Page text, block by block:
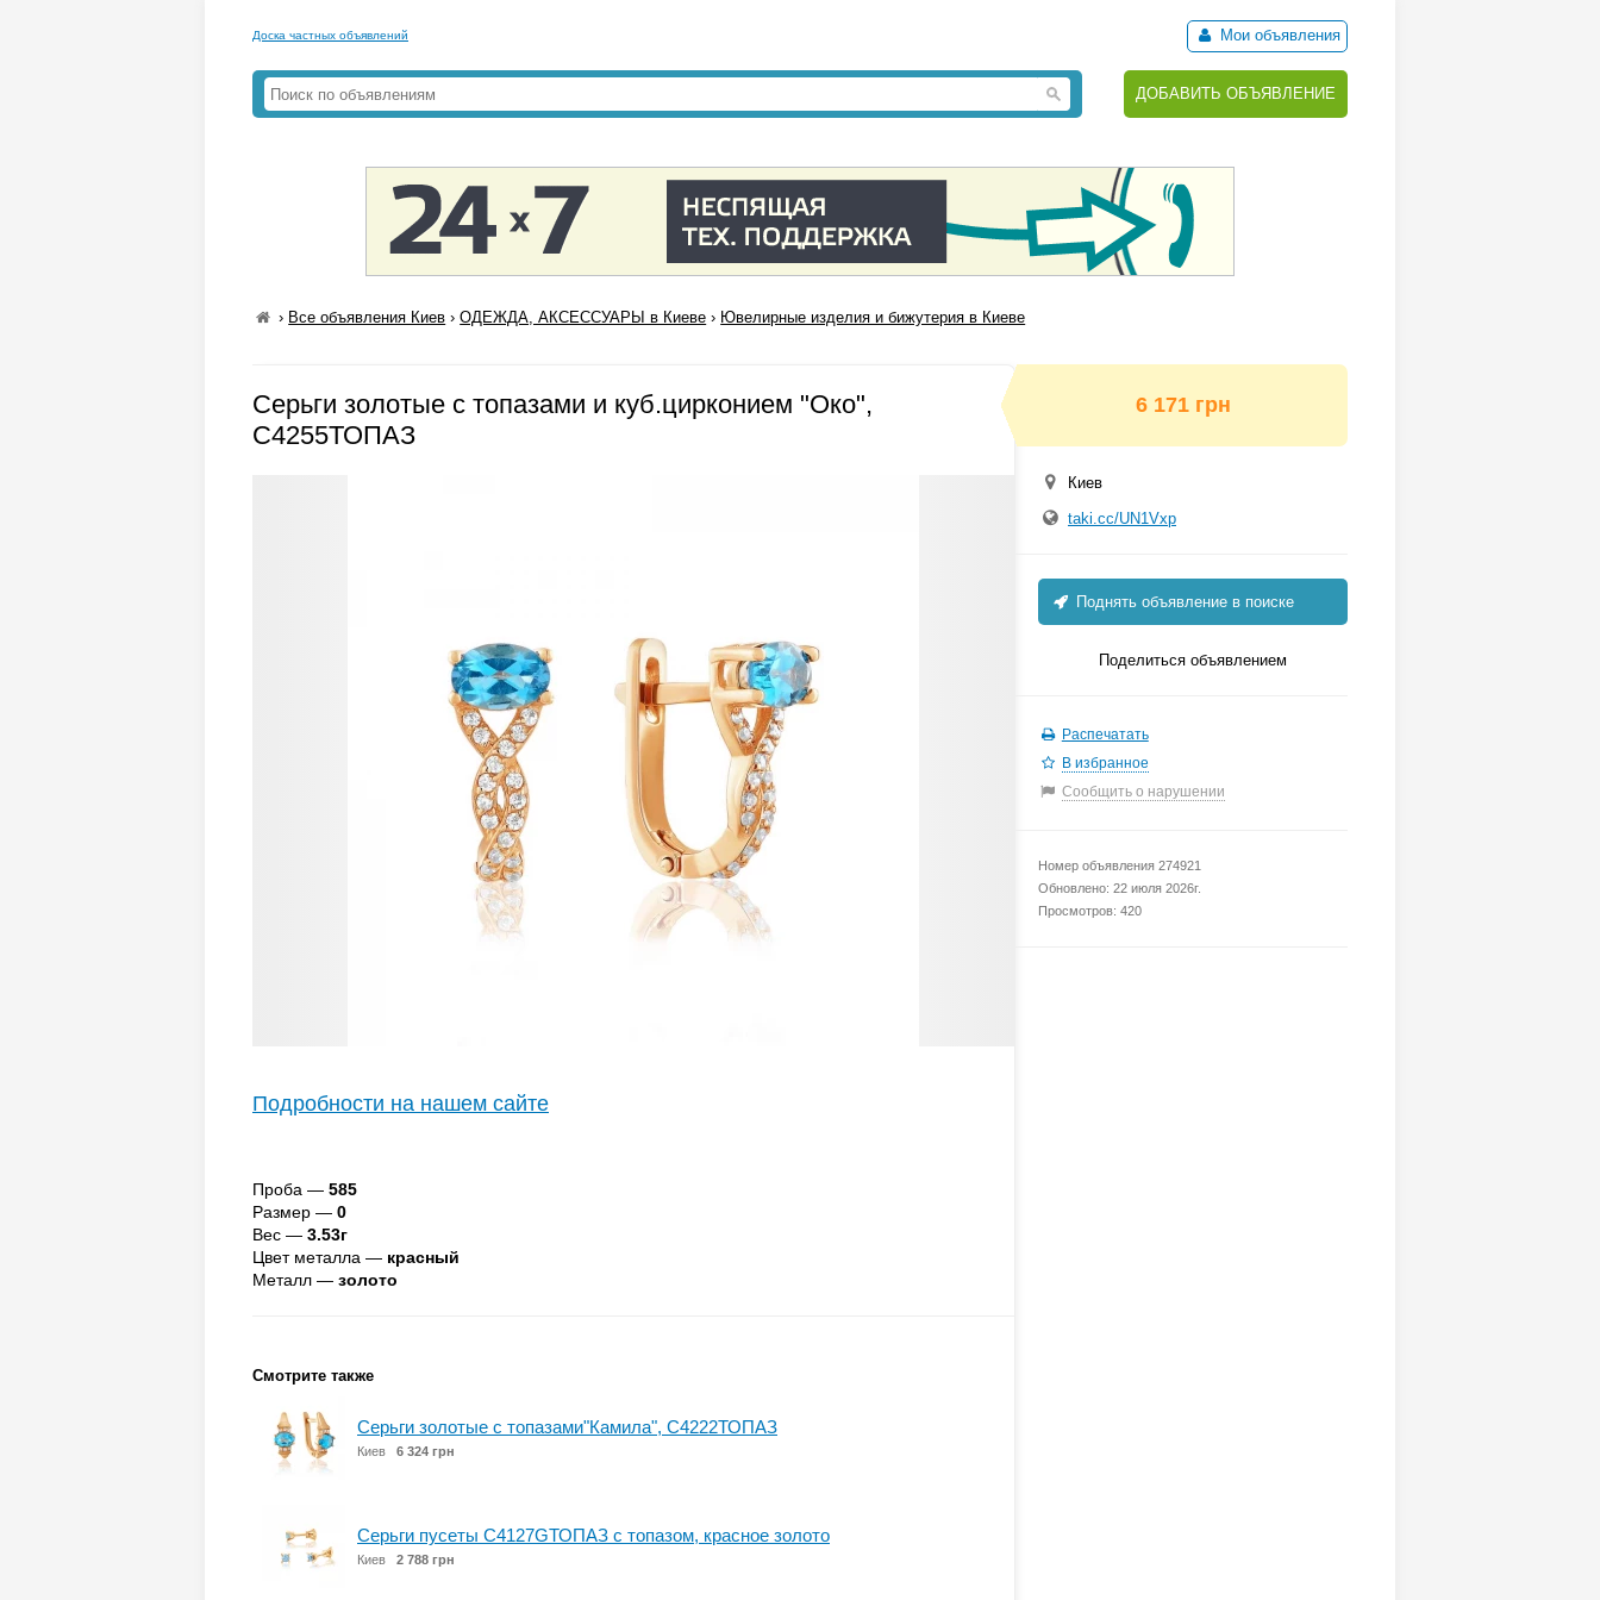
Доска частных объявлений Мои объявления
ДОБАВИТЬ ОБЪЯВЛЕНИЕ
› Все объявления Киев ›ОДЕЖДА, АКСЕССУАРЫ в Киеве › Ювелирные изделия и бижутерия в Киеве
Серьги золотые с топазами и куб.цирконием "Око",
С4255ТОПАЗ
Подробности на нашем сайте
Проба — 585
Размер — 0
Вес — 3.53г
Цвет металла — красный
Металл — золото
Смотрите также
Серьги золотые с топазами"Камила", С4222ТОПАЗ
Киев 6 324 грн
Серьги пусеты С4127GТОПАЗ с топазом, красное золото
Киев 2 788 грн
6 171 грн
Киев
taki.cc/UN1Vxp
Поднять объявление в поиске
Поделиться объявлением
Распечатать
В избранное
Сообщить о нарушении
Номер объявления 274921
Обновлено: 22 июля 2026г.
Просмотров: 420